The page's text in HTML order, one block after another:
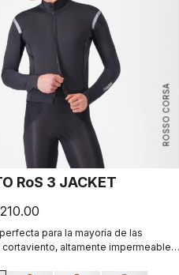
ROSSO CORSA
RoS 3 JACKET
para la mayoría de las
altamente impermeable,